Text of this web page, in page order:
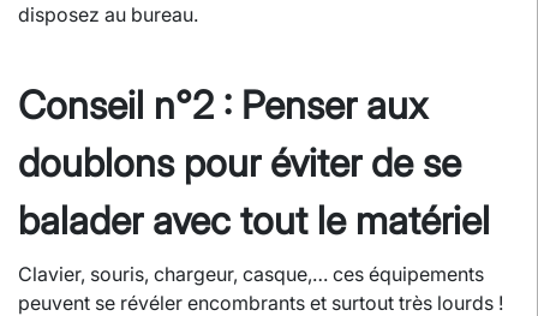
disposez au bureau.
Conseil n°2 : Penser aux
doublons pour éviter de se
balader avec tout le matériel
Clavier, souris, chargeur, casque,… ces équipements
peuvent se révéler encombrants et surtout très lourds !